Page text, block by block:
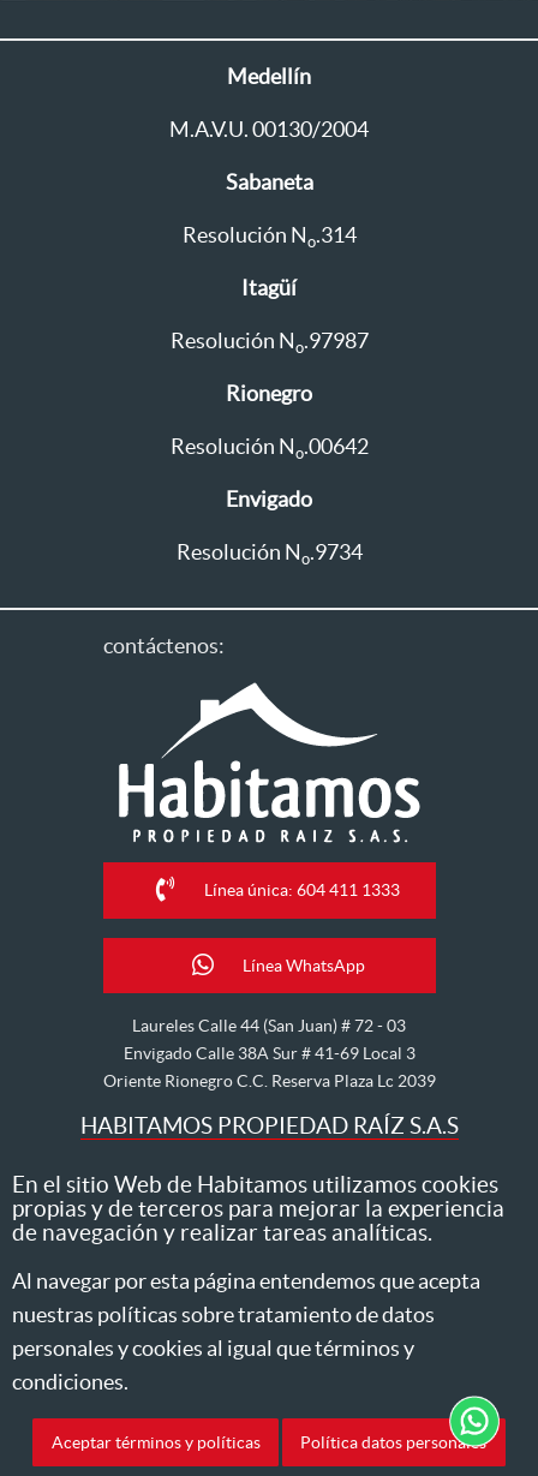
Medellín
M.A.V.U. 00130/2004
Sabaneta
Resolución N o.314
Itagüí
Resolución N o.97987
Rionegro
Resolución N o.00642
Envigado
Resolución N o.9734
contáctenos:
Línea única: 604 411 1333
Línea WhatsApp
Laureles Calle 44 (San Juan) # 72 - 03
Envigado Calle 38A Sur # 41-69 Local 3
Oriente Rionegro C.C. Reserva Plaza Lc 2039
HABITAMOS PROPIEDAD RAÍZ S.A.S
Nos dedicamos al arriendo, venta, hipoteca, avalúo y
administración de inmuebles
Aviso de privacidad Tratamiento datos
Autorización datos personales
Política de Cookies
Estatuto del consumidor Aseguradoras
En el sitio Web de Habitamos utilizamos cookies
propias y de terceros para mejorar la experiencia
de navegación y realizar tareas analíticas.
Al navegar por esta página entendemos que acepta
nuestras políticas sobre tratamiento de datos
personales y cookies al igual que términos y
condiciones.
Aceptar términos y políticas Política datos personales